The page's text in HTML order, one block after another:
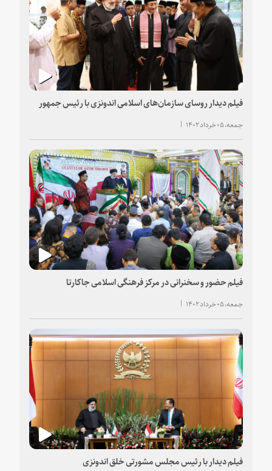
فیلم دیدار روسای سازمان‌های اسلامی اندونزی با رئیس جمهور
جمعه، ۰۵ خرداد ۱۴۰۲
فیلم حضور و سخنرانی در مرکز فرهنگی اسلامی جاکارتا
جمعه، ۰۵ خرداد ۱۴۰۲
فیلم دیدار با رئیس مجلس مشورتی خلق اندونزی